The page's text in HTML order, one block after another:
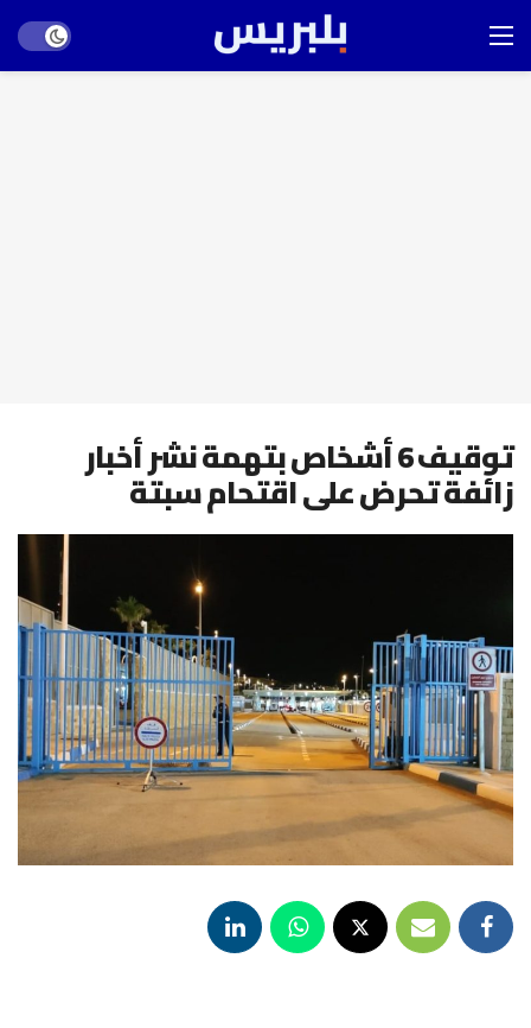
mode
توقيف 6 أشخاص بتهمة نشر أخبار
زائفة تحرض على اقتحام سبتة